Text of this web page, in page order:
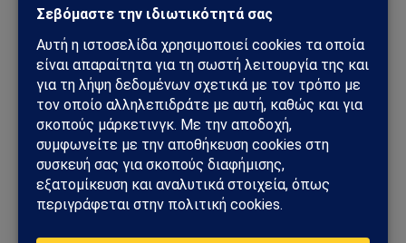
ΓΕΩΣΤΡΑΤΗΓΙΚΉ
ΗΠΑ: «Όχι» στην επιστροφή της Τουρκίας στα F-
35 – Η επιστολή προς το Κογκρέσο που διατηρεί
το αδιέξοδο με τους S-400
25/07/2026